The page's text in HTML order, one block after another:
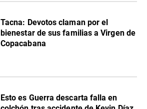
Tacna: Devotos claman por el
bienestar de sus familias a Virgen de
Copacabana
Esto es Guerra descarta falla en